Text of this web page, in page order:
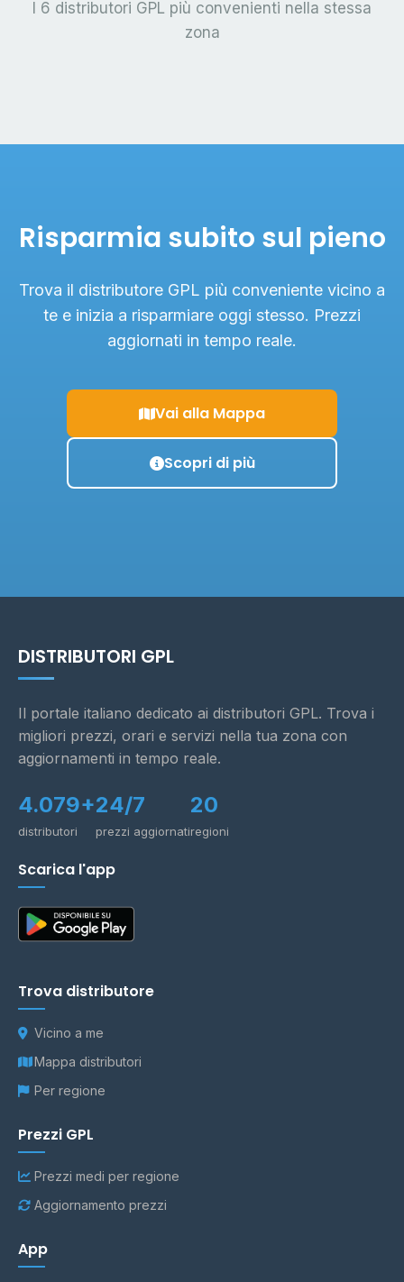
I 6 distributori GPL più convenienti nella stessa
zona
Risparmia subito sul pieno
Trova il distributore GPL più conveniente vicino a
te e inizia a risparmiare oggi stesso. Prezzi
aggiornati in tempo reale.
Vai alla Mappa
Scopri di più
DISTRIBUTORI GPL
Il portale italiano dedicato ai distributori GPL. Trova i
migliori prezzi, orari e servizi nella tua zona con
aggiornamenti in tempo reale.
4.079+
distributori
24/7
prezzi aggiornati
20
regioni
Scarica l'app
Trova distributore
Vicino a me
Mappa distributori
Per regione
Prezzi GPL
Prezzi medi per regione
Aggiornamento prezzi
App